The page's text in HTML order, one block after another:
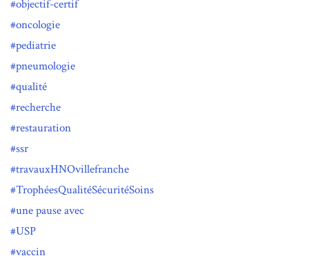
objectif-certif
oncologie
pediatrie
pneumologie
qualité
recherche
restauration
ssr
travauxHNOvillefranche
TrophéesQualitéSécuritéSoins
une pause avec
USP
vaccin